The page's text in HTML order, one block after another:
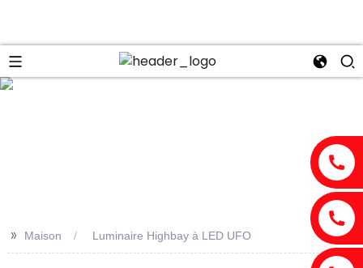
>> Maison Luminaire Highbay à LED UFO